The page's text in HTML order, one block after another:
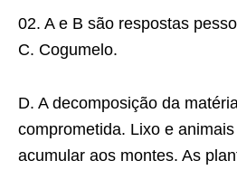
02. A e B são respostas
C. Cogumelo.
D. A decomposição da
comprometida. Lixo e
acumular aos montes. As